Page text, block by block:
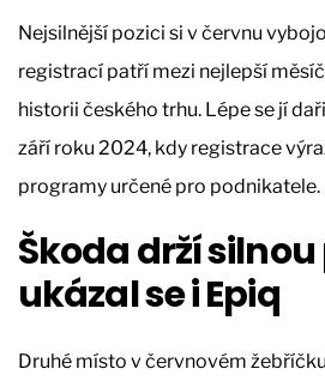
Nejsilnější pozici si v červnu
registrací patří mezi nejlepší
historii českého trhu. Lépe se jí
září roku 2024, kdy registrace
programy určené pro podnikatele.
Škoda drží silnou
ukázal se i Epiq
Druhé místo v červnovém